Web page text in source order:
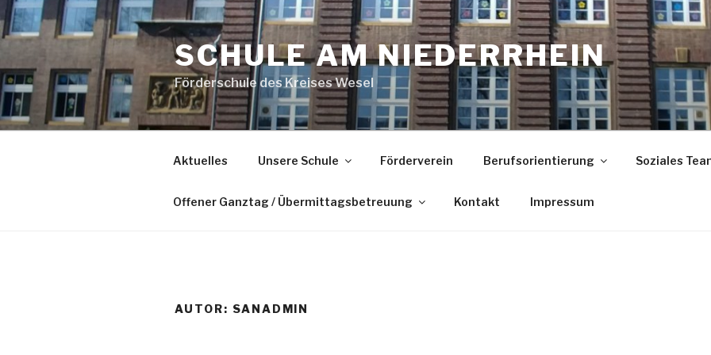
Zum
Inhalt
SCHULE AM NIEDERRHEIN
Förderschule des Kreises Wesel
Aktuelles Unsere Schule Förderverein Berufsorientierung Soziales
Offener Ganztag / Übermittagsbetreuung Kontakt Impressum
AUTOR: SANADMIN